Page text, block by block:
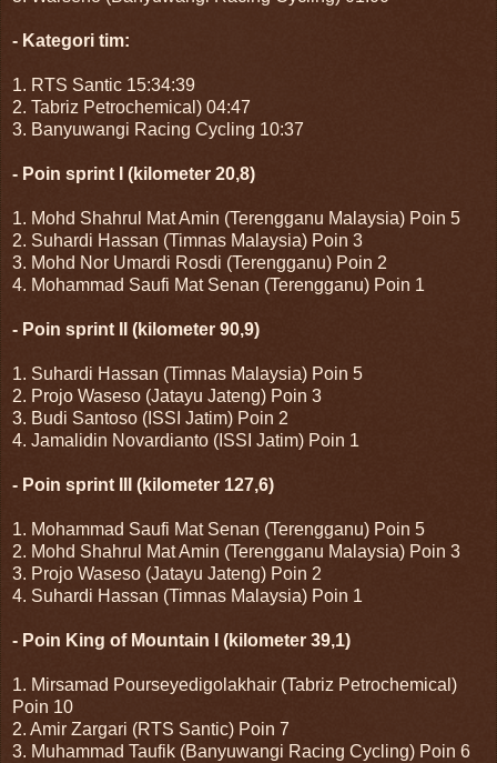
- Kategori tim:
1. RTS Santic 15:34:39
2. Tabriz Petrochemical) 04:47
3. Banyuwangi Racing Cycling 10:37
- Poin sprint I (kilometer 20,8)
1. Mohd Shahrul Mat Amin (Terengganu Malaysia) Poin 5
2. Suhardi Hassan (Timnas Malaysia) Poin 3
3. Mohd Nor Umardi Rosdi (Terengganu) Poin 2
4. Mohammad Saufi Mat Senan (Terengganu) Poin 1
- Poin sprint II (kilometer 90,9)
1. Suhardi Hassan (Timnas Malaysia) Poin 5
2. Projo Waseso (Jatayu Jateng) Poin 3
3. Budi Santoso (ISSI Jatim) Poin 2
4. Jamalidin Novardianto (ISSI Jatim) Poin 1
- Poin sprint III (kilometer 127,6)
1. Mohammad Saufi Mat Senan (Terengganu) Poin 5
2. Mohd Shahrul Mat Amin (Terengganu Malaysia) Poin 3
3. Projo Waseso (Jatayu Jateng) Poin 2
4. Suhardi Hassan (Timnas Malaysia) Poin 1
- Poin King of Mountain I (kilometer 39,1)
1. Mirsamad Pourseyedigolakhair (Tabriz Petrochemical)
Poin 10
2. Amir Zargari (RTS Santic) Poin 7
3. Muhammad Taufik (Banyuwangi Racing Cycling) Poin 6